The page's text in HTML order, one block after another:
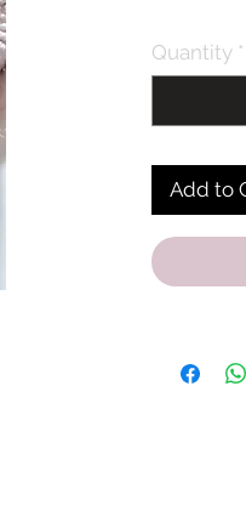
ricezione
Per
Quantity *
Add to